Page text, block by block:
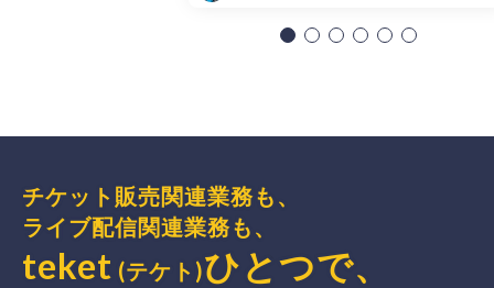
チケット販売関連業務も、
ライブ配信関連業務も、
teket (テケト)ひとつで、